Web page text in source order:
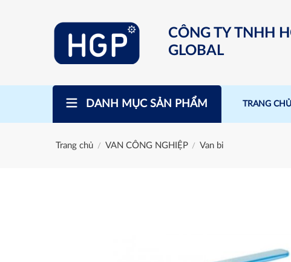
CÔNG TY TNHH
GLOBAL
DANH MỤC SẢN PHẨM TRANG CHỦ
Trang chủ / VAN CÔNG NGHIỆP / Van bi